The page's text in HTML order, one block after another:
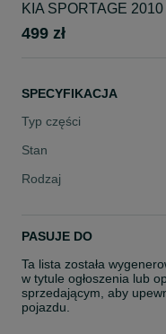
KIA SPORTAGE
499 zł
SPECYFIKACJA
Typ części
Stan
Rodzaj
PASUJE DO
Ta lista została
w tytule ogłoszenia lub
sprzedającym, aby
pojazdu.